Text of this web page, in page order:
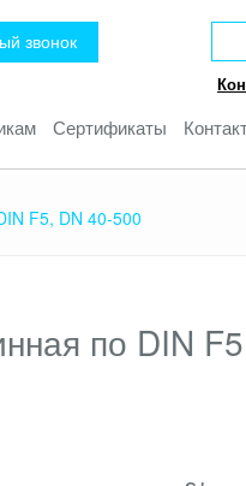
звонок
Сертификаты
F5, DN 40-500
по DIN